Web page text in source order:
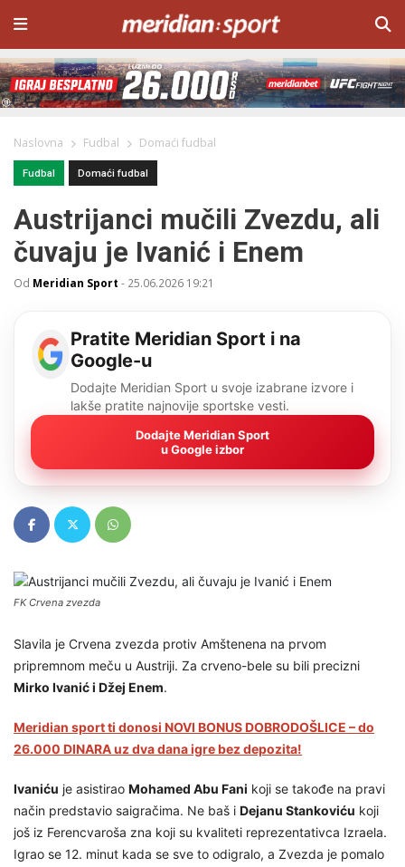
Naslovna Fudbal Domaći fudbal
Fudbal Domaći fudbal
Austrijanci mučili Zvezdu, ali
čuvaju je Ivanić i Enem
Od Meridian Sport - 25.06.2026 19:21
Pratite Meridian Sport i na
Google-u
Dodajte Meridian Sport u svoje izabrane izvore i
lakše pratite najnovije sportske vesti.
Dodajte Meridian Sport
u Google izbor
FK Crvena zvezda
Slavila je Crvena zvezda protiv Amštenena na prvom
pripremnom meču u Austriji. Za crveno-bele su bili precizni
Mirko Ivanić i Džej Enem.
Meridian sport ti donosi NOVI BONUS DOBRODOŠLICE – do
26.000 DINARA uz dva dana igre bez depozita!
Ivaniću je asistirao Mohamed Abu Fani koji se takođe na pravi
način predstavio saigračima. Ne baš i Dejanu Stankoviću koji
još iz Ferencvaroša zna koji su kvaliteti reprezentativca Izraela.
Igrao se 12. minut kada se sve to odigralo, a Zvezda je pomalo